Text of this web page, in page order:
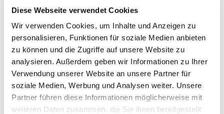
Diese Webseite verwendet Cookies
Wir verwenden Cookies, um Inhalte und Anzeigen zu
personalisieren, Funktionen für soziale Medien anbieten
zu können und die Zugriffe auf unsere Website zu
analysieren. Außerdem geben wir Informationen zu Ihrer
Verwendung unserer Website an unsere Partner für
soziale Medien, Werbung und Analysen weiter. Unsere
Partner führen diese Informationen möglicherweise mit
weiteren Daten zusammen, die Sie ihnen bereitgestellt